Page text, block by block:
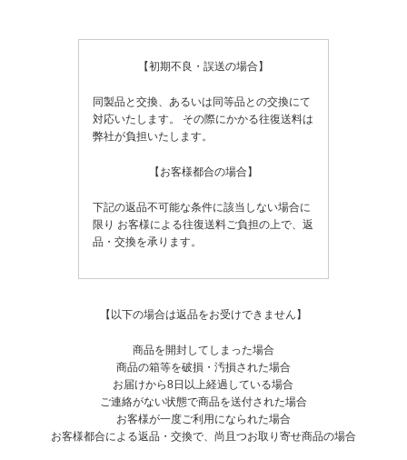
【初期不良・誤送の場合】
同製品と交換、あるいは同等品との交換にて
対応いたします。
その際にかかる往復送料は
弊社が負担いたします。
【お客様都合の場合】
下記の返品不可能な条件に該当しない場合に
限り お客様による往復送料ご負担の上で、返
品・交換を承ります。
【以下の場合は返品をお受けできません】
商品を開封してしまった場合
商品の箱等を破損・汚損された場合
お届けから8日以上経過している場合
ご連絡がない状態で商品を送付された場合
お客様が一度ご利用になられた場合
お客様都合による返品・交換で、尚且つお取り寄せ商品の場合